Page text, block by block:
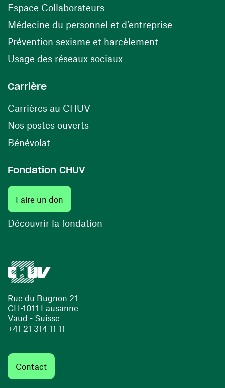
Rue du Bugnon 21
CH-1011 Lausanne
Vaud - Suisse
+41 21 314 11 11
Contact
Espace Collaborateurs(ouvre une nouvelle fenêtre)
Médecine du personnel et d’entreprise
Prévention sexisme et harcèlement
Usage des réseaux sociaux(ouvre une nouvelle
Carrière
Carrières au CHUV(ouvre une nouvelle fenêtre)
Nos postes ouverts(ouvre une nouvelle fenêtre)
Bénévolat
Fondation CHUV
Faire un don
Découvrir la fondation